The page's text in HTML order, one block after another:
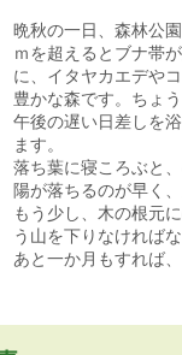
晩秋の一日、森林公
ｍを超えるとブナ帯
に、イタヤカエデや
豊かな森です。ちょ
午後の遅い日差しを
ます。
落ち葉に寝ころぶと
陽が落ちるのが早く
もう少し、木の根元
う山を下りなければな
あと一か月もすれば